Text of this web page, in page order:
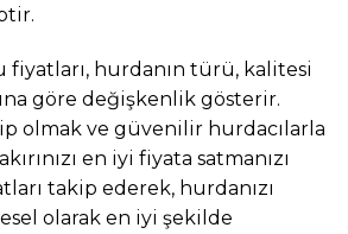
fiyatları, hurdanın türü, kalitesi
göre değişkenlik gösterir.
olmak ve güvenilir hurdacılarla
en iyi fiyata satmanızı
takip ederek, hurdanızı
olarak en iyi şekilde